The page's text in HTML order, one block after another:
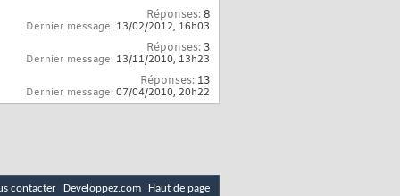
Réponses:8
Dernier message: 13/02/2012, 16h03
Réponses: 3
Dernier message: 13/11/2010, 13h23
Réponses: 13
Dernier message: 07/04/2010, 20h22
contacter Developpez.com Haut de page